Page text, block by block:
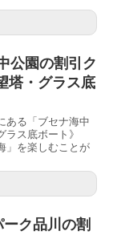
公園の割引ク
塔・グラス底
ある「ブセナ海中
ス底ボート》
」を楽しむことが
ーク品川の割